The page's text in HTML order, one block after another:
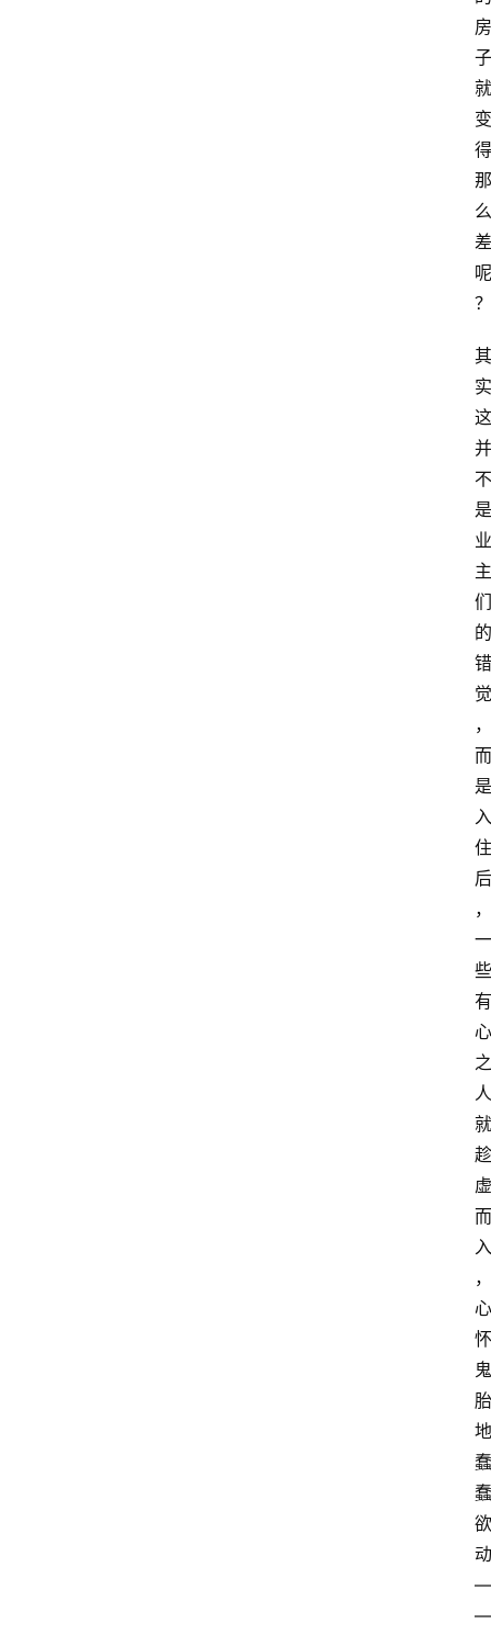
房
子
就
变
得
那
么
差
呢
？
其
实
这
并
不
是
业
主
们
的
错
觉
，
而
是
入
住
后
，
一
些
有
心
之
人
就
趁
虚
而
入
，
心
怀
鬼
胎
地
蠢
蠢
欲
动
—
—